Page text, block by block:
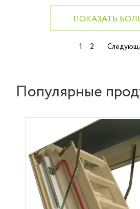
ПОКАЗАТЬ
Навигация
1 2
Популярные